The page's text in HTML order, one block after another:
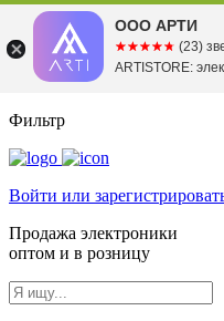
Фильтр
Войти или
Продажа электроники
оптом и в розницу
ООО АРТИ
☆☆☆☆☆
★★★★★ (23)
ARTISTORE: